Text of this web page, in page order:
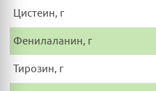
Цистеин, г
Фенилаланин, г
Тирозин, г